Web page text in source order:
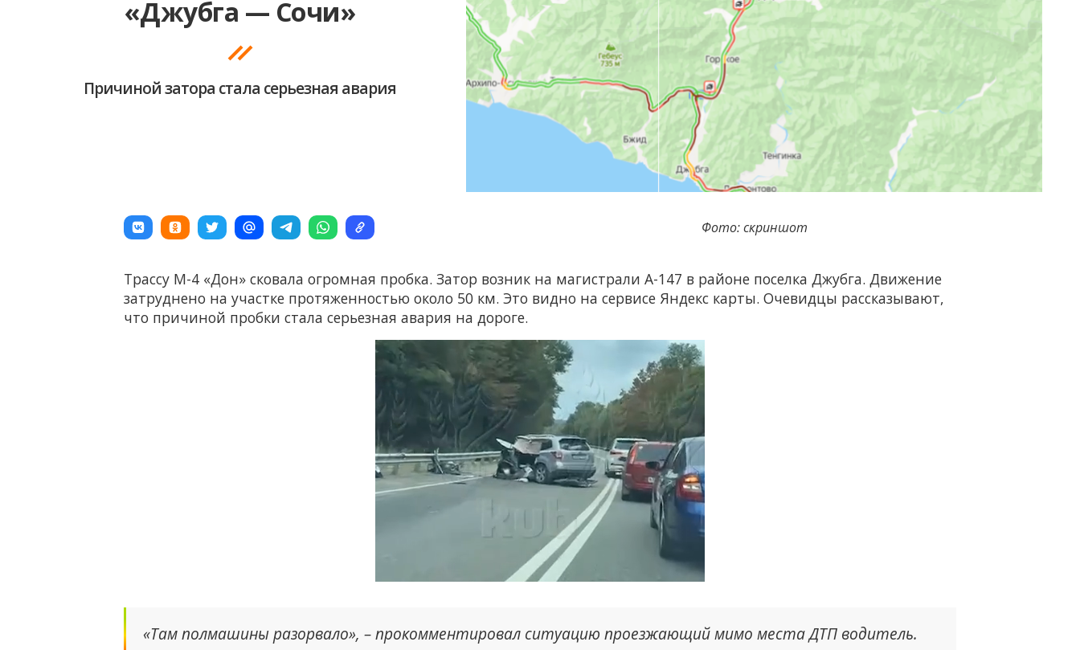
«Джубга — Сочи»
Причиной затора стала серьезная авария
Фото: скриншот
Трассу М-4 «Дон» сковала огромная пробка. Затор возник на магистрали А-147 в районе поселка Джубга. Движение
затруднено на участке протяженностью около 50 км. Это видно на сервисе Яндекс карты. Очевидцы рассказывают,
что причиной пробки стала серьезная авария на дороге.
«Там полмашины разорвало», – прокомментировал ситуацию проезжающий мимо места ДТП водитель.